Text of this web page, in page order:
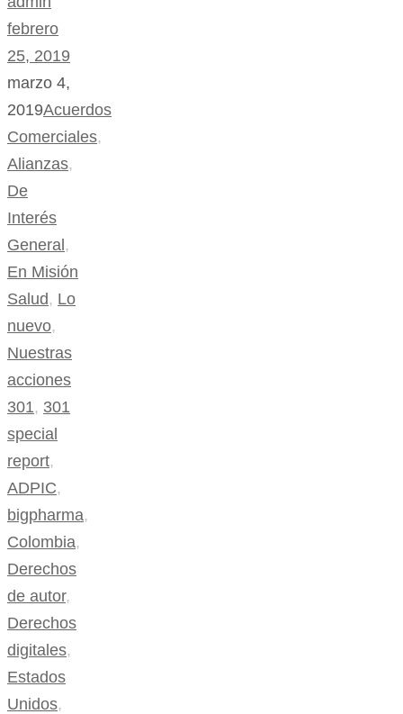
febrero
25, 2019
marzo 4,
2019Acuerdos
Comerciales,
Alianzas,
De
Interés
General,
En Misión
Salud, Lo
nuevo,
Nuestras
acciones
301, 301
special
report,
ADPIC,
bigpharma,
Colombia,
Derechos
de autor,
Derechos
digitales,
Estados
Unidos,